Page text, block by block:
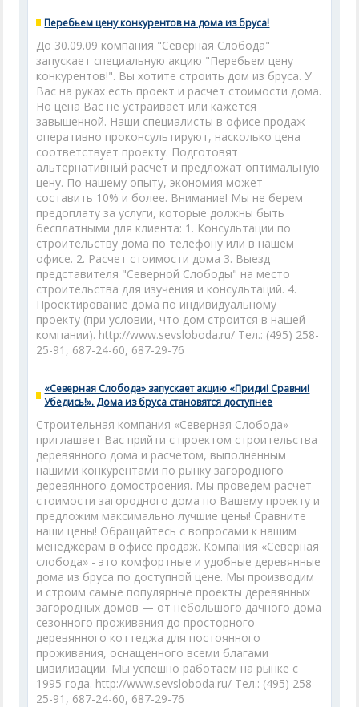
Перебьем цену конкурентов на дома из бруса!
До 30.09.09 компания "Северная Слобода"
запускает специальную акцию "Перебьем цену
конкурентов!". Вы хотите строить дом из бруса. У
Вас на руках есть проект и расчет стоимости дома.
Но цена Вас не устраивает или кажется
завышенной. Наши специалисты в офисе продаж
оперативно проконсультируют, насколько цена
соответствует проекту. Подготовят
альтернативный расчет и предложат оптимальную
цену. По нашему опыту, экономия может
составить 10% и более. Внимание! Мы не берем
предоплату за услуги, которые должны быть
бесплатными для клиента: 1. Консультации по
строительству дома по телефону или в нашем
офисе. 2. Расчет стоимости дома 3. Выезд
представителя "Северной Слободы" на место
строительства для изучения и консультаций. 4.
Проектирование дома по индивидуальному
проекту (при условии, что дом строится в нашей
компании). http://www.sevsloboda.ru/ Тел.: (495) 258-
25-91, 687-24-60, 687-29-76
«Северная Слобода» запускает акцию «Приди! Сравни!
Убедись!». Дома из бруса становятся доступнее
Строительная компания «Северная Слобода»
приглашает Вас прийти с проектом строительства
деревянного дома и расчетом, выполненным
нашими конкурентами по рынку загородного
деревянного домостроения. Мы проведем расчет
стоимости загородного дома по Вашему проекту и
предложим максимально лучшие цены! Сравните
наши цены! Обращайтесь с вопросами к нашим
менеджерам в офисе продаж. Компания «Северная
слобода» - это комфортные и удобные деревянные
дома из бруса по доступной цене. Мы производим
и строим самые популярные проекты деревянных
загородных домов — от небольшого дачного дома
сезонного проживания до просторного
деревянного коттеджа для постоянного
проживания, оснащенного всеми благами
цивилизации. Мы успешно работаем на рынке с
1995 года. http://www.sevsloboda.ru/ Тел.: (495) 258-
25-91, 687-24-60, 687-29-76